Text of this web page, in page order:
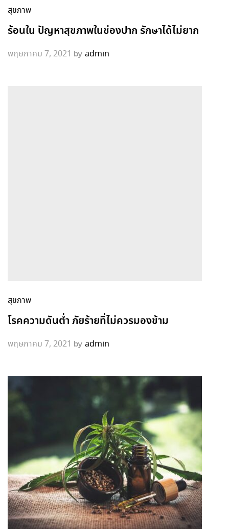
สุขภาพ
ร้อนใน ปัญหาสุขภาพในช่องปาก รักษาได้ไม่ยาก
พฤษภาคม 7, 2021 by admin
สุขภาพ
โรคความดันต่ำ ภัยร้ายที่ไม่ควรมองข้าม
พฤษภาคม 7, 2021 by admin